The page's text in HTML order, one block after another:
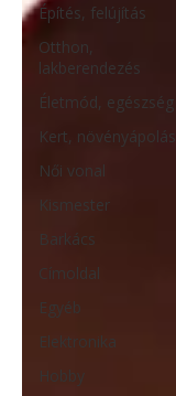
Építés, felújítás
Otthon,
lakberendezés
Életmód, egészség
Kert, növényápolás
Női vonal
Kismester
Barkács
Címoldal
Egyéb
Elektronika
Hobby